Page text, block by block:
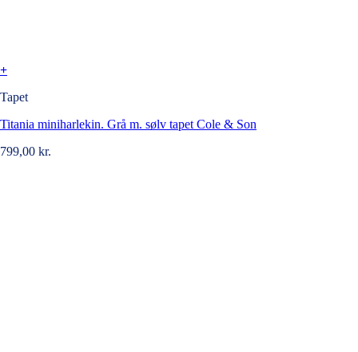
+
Tapet
Titania miniharlekin. Grå m. sølv tapet Cole & Son
799,00 kr.